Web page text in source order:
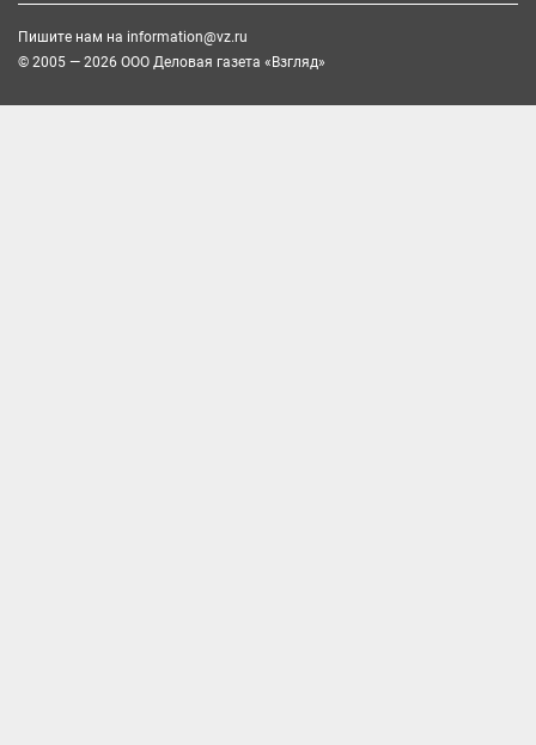
Пишите нам на information@vz.ru
© 2005 — 2026 ООО Деловая газета «Взгляд»